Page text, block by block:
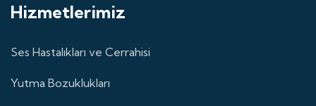
Hizmetlerimiz
Ses Hastalıkları ve Cerrahisi
Yutma Bozuklukları